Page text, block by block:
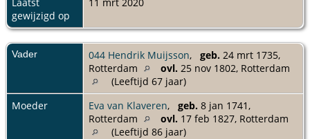
gewijzigd op
Vader 044 Hendrik Muijsson, geb. 24 mrt 1735,
Rotterdam
ovl. 25 nov 1802, Rotterdam
(Leeftijd 67 jaar)
Moeder
Eva van Klaveren, geb. 8 jan 1741,
Rotterdam
ovl. 17 feb 1827, Rotterdam
(Leeftijd 86 jaar)